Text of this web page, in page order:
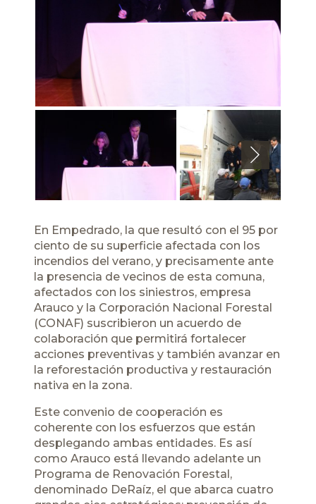
Next
En Empedrado, la que resultó con el 95 por
ciento de su superficie afectada con los
incendios del verano, y precisamente ante
la presencia de vecinos de esta comuna,
afectados con los siniestros, empresa
Arauco y la Corporación Nacional Forestal
(CONAF) suscribieron un acuerdo de
colaboración que permitirá fortalecer
acciones preventivas y también avanzar en
la reforestación productiva y restauración
nativa en la zona.
Este convenio de cooperación es
coherente con los esfuerzos que están
desplegando ambas entidades. Es así
como Arauco está llevando adelante un
Programa de Renovación Forestal,
denominado DeRaíz, el que abarca cuatro